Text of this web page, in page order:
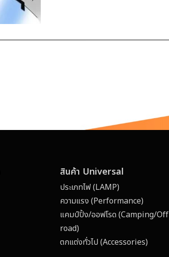
สินค้า Universal
ประเภทไฟ (LAMP)
ความแรง (Performance)
แคมป์ปิ้ง/ออฟโรด (Camping/Off
road)
ตกแต่งทั่วไป (Accessories)